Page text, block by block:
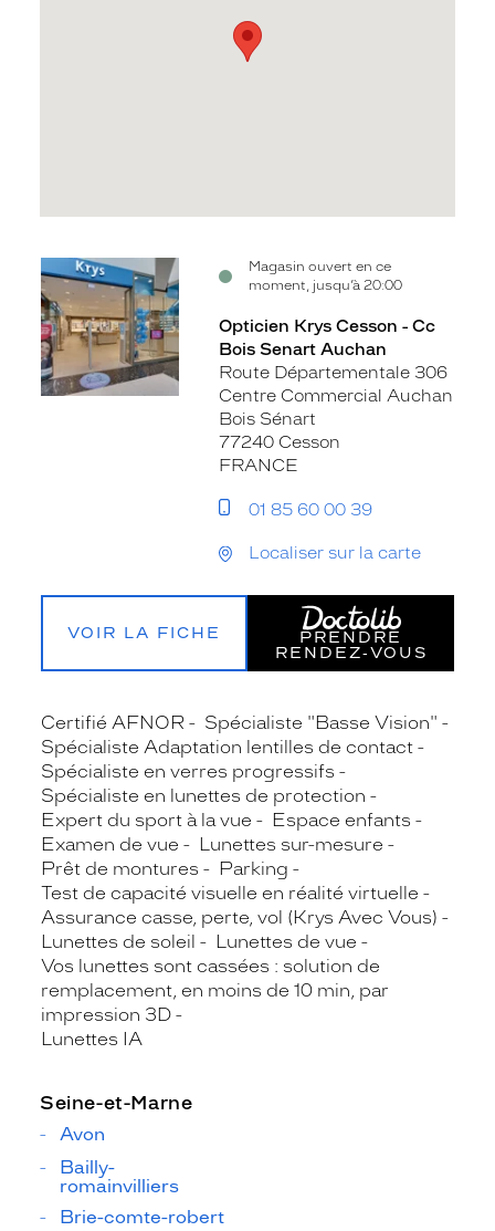
Magasin ouvert en ce
moment, jusqu’à 20:00
Voir
la
fiche
Opticien Krys Cesson - Cc
Bois Senart Auchan
Route Départementale 306
Centre Commercial Auchan
Bois Sénart
77240 Cesson
FRANCE
01 85 60 00 39
Localiser sur la carte
VOIR LA FICHE
PRENDRE
RENDEZ‑VOUS
Certifié AFNOR
Spécialiste "Basse Vision"
Spécialiste Adaptation lentilles de contact
Spécialiste en verres progressifs
Spécialiste en lunettes de protection
Expert du sport à la vue
Espace enfants
Examen de vue
Lunettes sur-mesure
Prêt de montures
Parking
Test de capacité visuelle en réalité virtuelle
Assurance casse, perte, vol (Krys Avec Vous)
Lunettes de soleil
Lunettes de vue
Vos lunettes sont cassées : solution de
remplacement, en moins de 10 min, par
impression 3D
Lunettes IA
Seine-et-Marne
Avon
Bailly-
romainvilliers
Brie-comte-robert